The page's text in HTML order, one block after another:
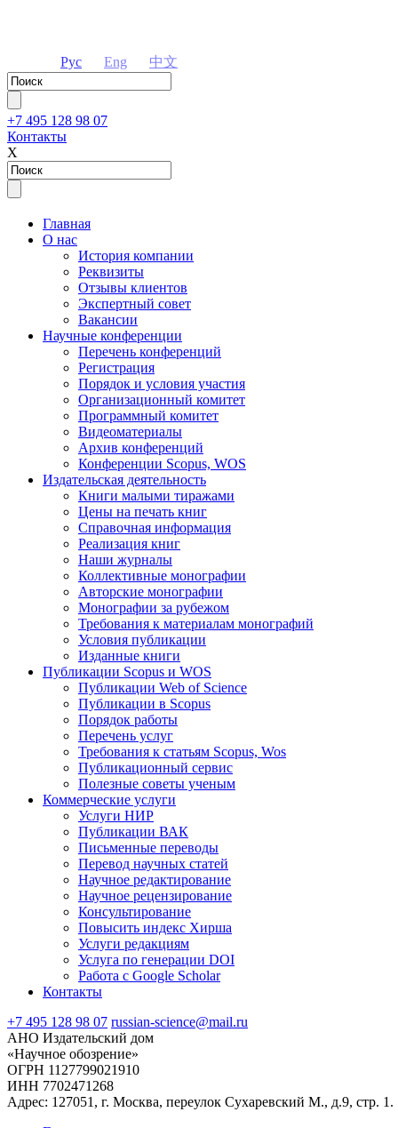
Рус Eng 中文
+7 495 128 98 07
Контакты
Х
Главная
О нас
История компании
Реквизиты
Отзывы клиентов
Экспертный совет
Вакансии
Научные конференции
Перечень конференций
Регистрация
Порядок и условия участия
Организационный комитет
Программный комитет
Видеоматериалы
Архив конференций
Конференции Scopus, WOS
Издательская деятельность
Книги малыми тиражами
Цены на печать книг
Справочная информация
Реализация книг
Наши журналы
Коллективные монографии
Авторские монографии
Монографии за рубежом
Требования к материалам монографий
Условия публикации
Изданные книги
Публикации Scopus и WOS
Публикации Web of Science
Публикации в Scopus
Порядок работы
Перечень услуг
Требования к статьям Scopus, Wos
Публикационный сервис
Полезные советы ученым
Коммерческие услуги
Услуги НИР
Публикации ВАК
Письменные переводы
Перевод научных статей
Научное редактирование
Научное рецензирование
Консультирование
Повысить индекс Хирша
Услуги редакциям
Услуга по генерации DOI
Работа с Google Scholar
Контакты
+7 495 128 98 07 russian-science@mail.ru
АНО Издательский дом
«Научное обозрение»
ОГРН 1127799021910
ИНН 7702471268
Адрес: 127051, г. Москва, переулок Сухаревский М., д.9, стр. 1.